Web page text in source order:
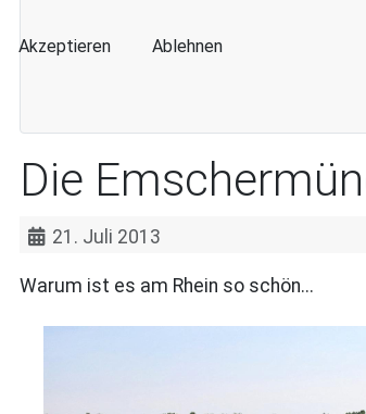
Die
21. Juli 2013
Warum ist es am Rhein so schön...
Akzeptieren Ablehnen